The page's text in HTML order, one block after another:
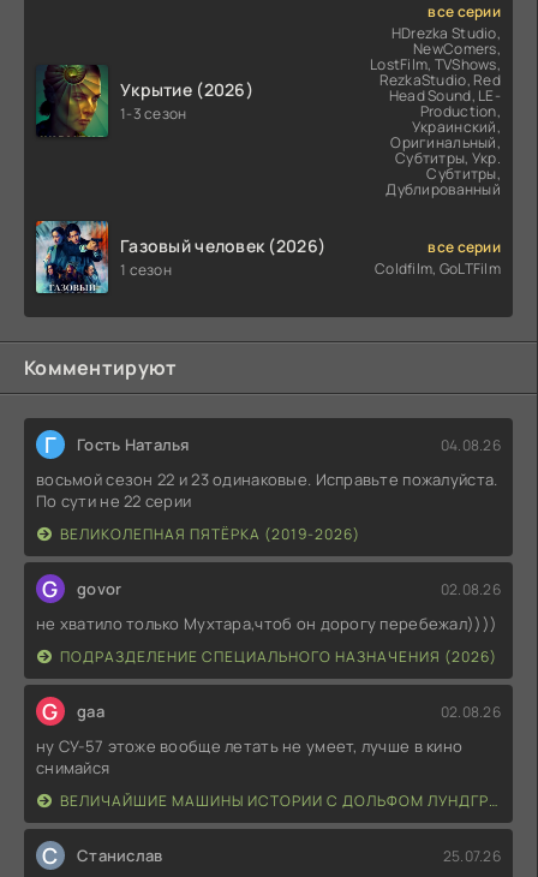
Укрытие (2026)
1-3 сезон
все серии
HDrezka Studio,
NewComers,
LostFilm, TVShows,
RezkaStudio, Red
Head Sound, LE-
Production,
Украинский,
Оригинальный,
Субтитры, Укр.
Субтитры,
Дублированный
Газовый человек (2026)
1 сезон
все серии
Coldfilm, GoLTFilm
Комментируют
Г Гость Наталья 04.08.26
восьмой сезон 22 и 23 одинаковые. Исправьте пожалуйста.
По сути не 22 серии
ВЕЛИКОЛЕПНАЯ ПЯТЁРКА (2019-2026)
G govor 02.08.26
не хватило только Мухтара,чтоб он дорогу перебежал))))
ПОДРАЗДЕЛЕНИЕ СПЕЦИАЛЬНОГО НАЗНАЧЕНИЯ (2026)
G gaa 02.08.26
ну СУ-57 этоже вообще летать не умеет, лучше в кино
снимайся
ВЕЛИЧАЙШИЕ МАШИНЫ ИСТОРИИ С ДОЛЬФОМ ЛУНДГРЕНОМ (2026)
С Станислав 25.07.26